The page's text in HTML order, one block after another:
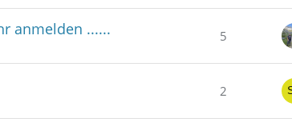
anmelden ...... 5
2